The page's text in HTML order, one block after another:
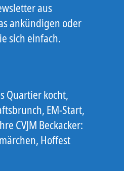
aus
ankündigen oder
sich einfach.
Quartier kocht,
EM-Start,
CVJM Beckacker:
Hoffest